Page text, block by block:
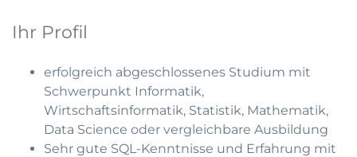
Ihr Profil
erfolgreich abgeschlossenes Studium mit
Schwerpunkt Informatik,
Wirtschaftsinformatik, Statistik, Mathematik,
Data Science oder vergleichbare Ausbildung
Sehr gute SQL-Kenntnisse und Erfahrung mit